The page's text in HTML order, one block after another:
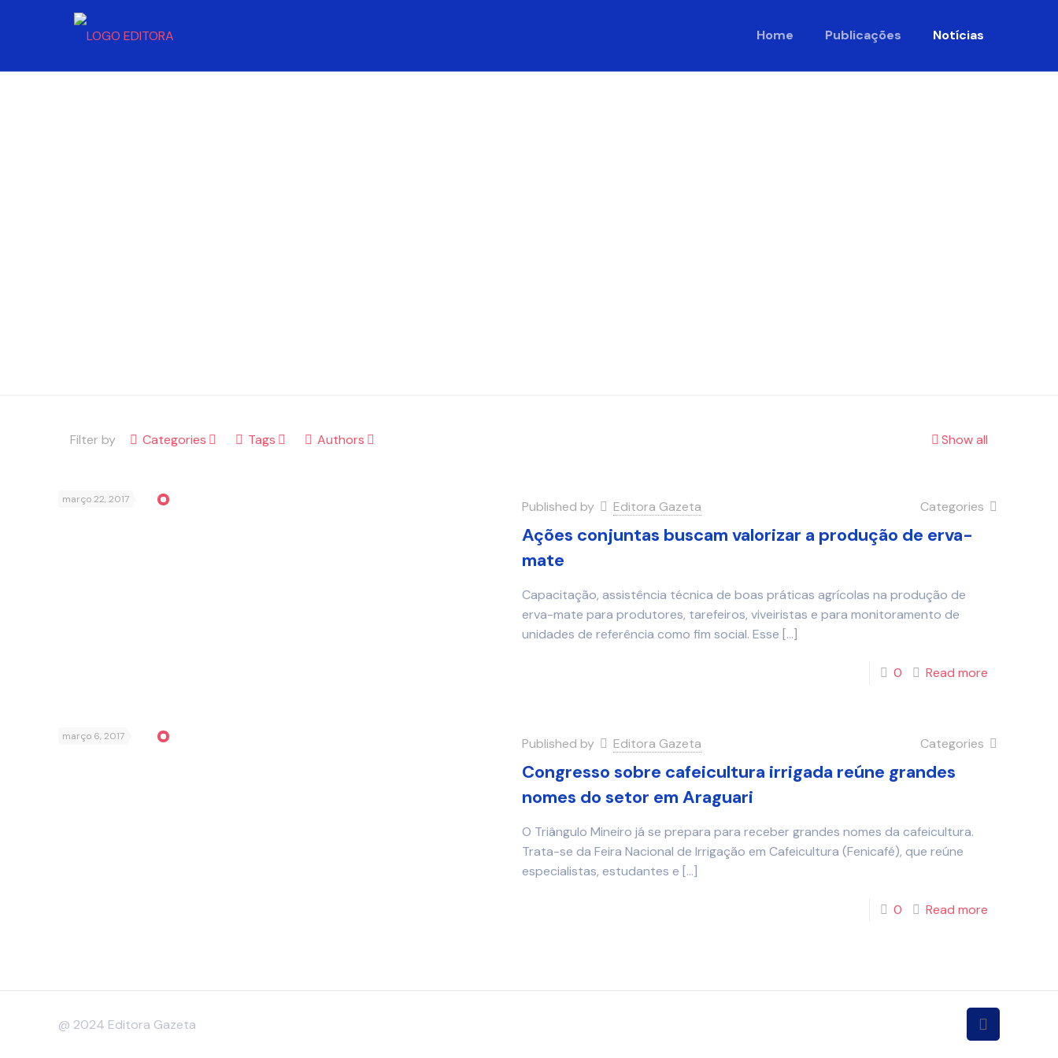
Home Publicações Notícias
Filter by Categories Tags Authors Show all
março 22, 2017 Published by Editora Gazeta Categories
Ações conjuntas buscam valorizar a produção de erva-
mate
Capacitação, assistência técnica de boas práticas agrícolas na produção de
erva-mate para produtores, tarefeiros, viveiristas e para monitoramento de
unidades de referência como fim social. Esse […]
0 Read more
março 6, 2017 Published by Editora Gazeta Categories
Congresso sobre cafeicultura irrigada reúne grandes
nomes do setor em Araguari
O Triângulo Mineiro já se prepara para receber grandes nomes da cafeicultura.
Trata-se da Feira Nacional de Irrigação em Cafeicultura (Fenicafé), que reúne
especialistas, estudantes e […]
0 Read more
@ 2024 Editora Gazeta